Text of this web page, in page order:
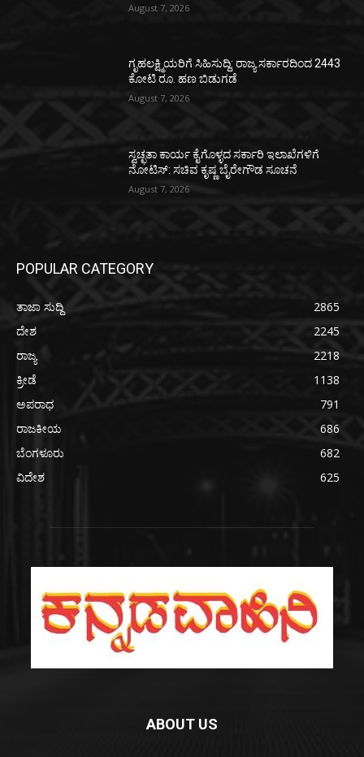
August 7, 2026
ಗೃಹಲಕ್ಷ್ಮಿಯರಿಗೆ ಸಿಹಿಸುದ್ದಿ: ರಾಜ್ಯ ಸರ್ಕಾರದಿಂದ 2443
ಕೋಟಿ ರೂ. ಹಣ ಬಿಡುಗಡೆ
August 7, 2026
ಸ್ವಚ್ಛತಾ ಕಾರ್ಯ ಕೈಗೊಳ್ಳದ ಸರ್ಕಾರಿ ಇಲಾಖೆಗಳಿಗೆ
ನೋಟಿಸ್: ಸಚಿವ ಕೃಷ್ಣ ಬೈರೇಗೌಡ ಸೂಚನೆ
August 7, 2026
POPULAR CATEGORY
ತಾಜಾ ಸುದ್ದಿ
2865
ದೇಶ
2245
ರಾಜ್ಯ
2218
ಕ್ರೀಡೆ
1138
ಅಪರಾಧ
791
ರಾಜಕೀಯ
686
ಬೆಂಗಳೂರು
682
ವಿದೇಶ
625
ABOUT US